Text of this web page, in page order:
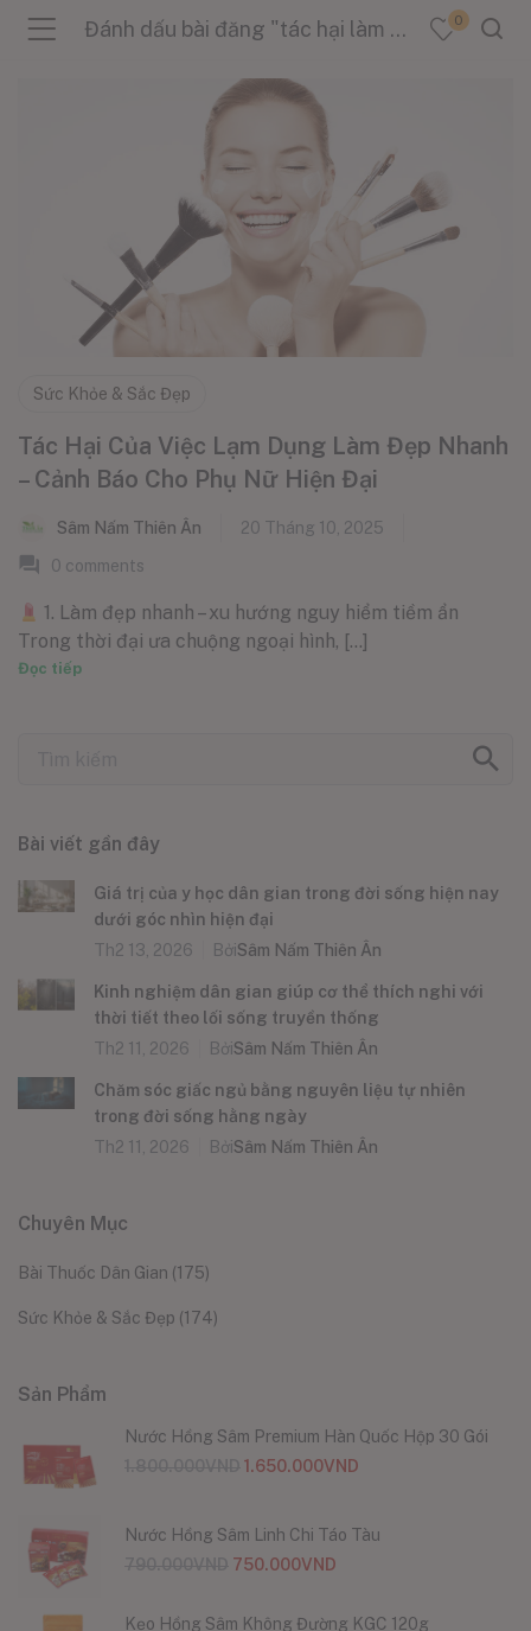
(Danh Mục )
(Tin Tức )
Đánh dấu bài đăng "tác hại làm đẹp nhanh" 0
Sức Khỏe & Sắc Đẹp
Tác Hại Của Việc Lạm Dụng Làm Đẹp Nhanh
– Cảnh Báo Cho Phụ Nữ Hiện Đại
Sâm Nấm Thiên Ân
20 Tháng 10, 2025
0 comments
1. Làm đẹp nhanh – xu hướng nguy hiểm tiềm ẩn
Trong thời đại ưa chuộng ngoại hình, [...]
Đọc tiếp
Bài viết gần đây
Giá trị của y học dân gian trong đời sống hiện nay
dưới góc nhìn hiện đại
Th2 13, 2026
BởiSâm Nấm Thiên Ân
Kinh nghiệm dân gian giúp cơ thể thích nghi với
thời tiết theo lối sống truyền thống
Th2 11, 2026
BởiSâm Nấm Thiên Ân
Chăm sóc giấc ngủ bằng nguyên liệu tự nhiên
trong đời sống hằng ngày
Th2 11, 2026
BởiSâm Nấm Thiên Ân
Chuyên Mục
Bài Thuốc Dân Gian (175)
Sức Khỏe & Sắc Đẹp (174)
Sản Phẩm
Nước Hồng Sâm Premium Hàn Quốc Hộp 30 Gói
1.650.000VND
Nước Hồng Sâm Linh Chi Táo Tàu
750.000VND
Kẹo Hồng Sâm Không Đường KGC 120g